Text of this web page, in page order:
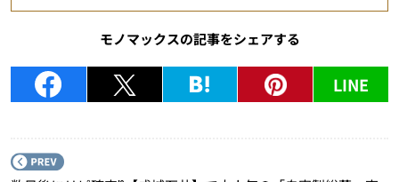
モノマックスの記事をシェアする
LINE